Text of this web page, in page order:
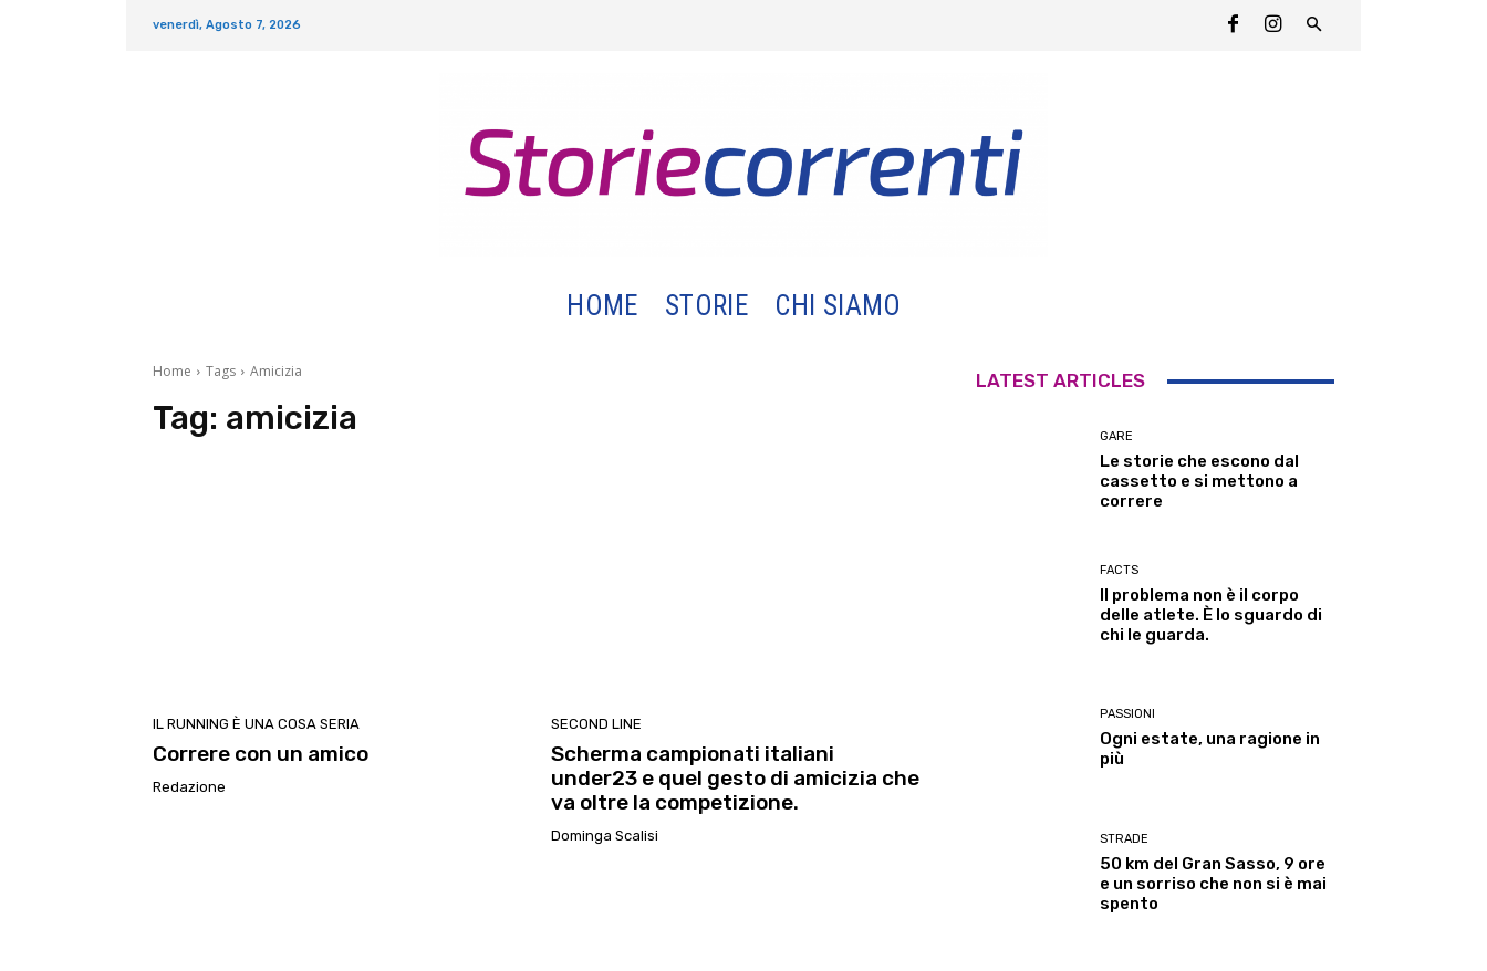
venerdì, Agosto 7, 2026
HOME STORIE CHI SIAMO
Home Tags Amicizia
Tag: amicizia
IL RUNNING È UNA COSA SERIA
Correre con un amico
Redazione
SECOND LINE
Scherma campionati italiani
under23 e quel gesto di amicizia che
va oltre la competizione.
Dominga Scalisi
LATEST ARTICLES
GARE
Le storie che escono dal
cassetto e si mettono a
correre
FACTS
Il problema non è il corpo
delle atlete. È lo sguardo di
chi le guarda.
PASSIONI
Ogni estate, una ragione in
più
STRADE
50 km del Gran Sasso, 9 ore
e un sorriso che non si è mai
spento